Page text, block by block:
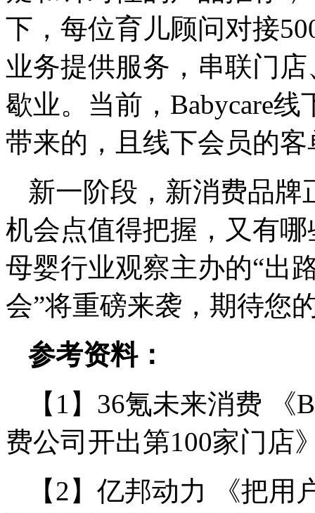
下，每位育儿顾问对接
业务提供服务，串联门
歇业。当前，Babycare
带来的，且线下会员的
新一阶段，新消费品
机会点值得把握，又有
母婴行业观察主办的“出
会”将重磅来袭，期待您
参考资料：
【1】36氪未来消费 《
费公司开出第100家门店
【2】亿邦动力 《把用